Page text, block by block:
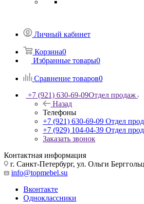
Личный кабинет
Корзина0
Избранные товары0
Сравнение товаров0
+7 (921) 630-69-09Отдел продаж
Назад
Телефоны
+7 (921) 630-69-09 Отдел
+7 (929) 104-04-39 Отдел
Заказать звонок
Контактная информация
г. Санкт-Петербург, ул. Ольги
info@topmebel.su
Вконтакте
Одноклассники